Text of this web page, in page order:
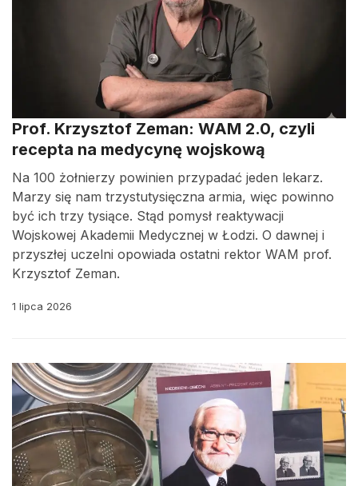
Prof. Krzysztof Zeman: WAM 2.0, czyli
recepta na medycynę wojskową
Na 100 żołnierzy powinien przypadać jeden lekarz.
Marzy się nam trzystutysięczna armia, więc powinno
być ich trzy tysiące. Stąd pomysł reaktywacji
Wojskowej Akademii Medycznej w Łodzi. O dawnej i
przyszłej uczelni opowiada ostatni rektor WAM prof.
Krzysztof Zeman.
1 lipca 2026